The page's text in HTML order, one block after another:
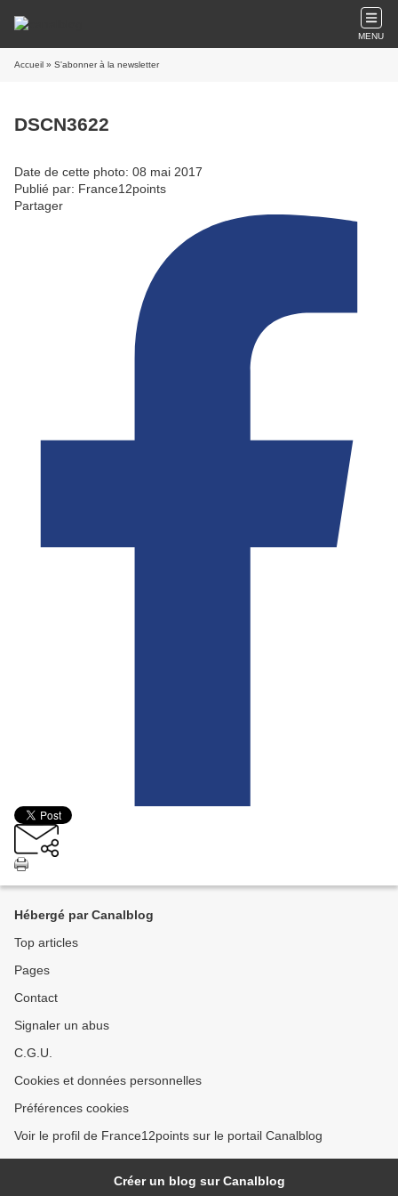
MENU
Accueil » S'abonner à la newsletter
DSCN3622
Date de cette photo: 08 mai 2017
Publié par: France12points
Partager
Hébergé par Canalblog
Top articles
Pages
Contact
Signaler un abus
C.G.U.
Cookies et données personnelles
Préférences cookies
Voir le profil de France12points sur le portail Canalblog
Créer un blog sur Canalblog